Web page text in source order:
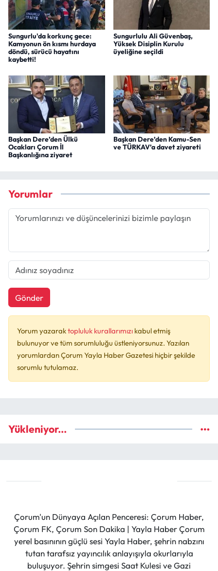
Sungurlu'da korkunç gece:
Kamyonun ön kısmı hurdaya
döndü, sürücü hayatını
kaybetti!
Sungurlulu Ali Güvenbaş,
Yüksek Disiplin Kurulu
üyeliğine seçildi
Başkan Dere’den Ülkü
Ocakları Çorum İl
Başkanlığına ziyaret
Başkan Dere’den Kamu-Sen
ve TÜRKAV’a davet ziyareti
Yorumlar
Gönder
Yorum yazaraktopluluk kurallarımızı kabul etmiş
bulunuyor ve tüm sorumluluğu üstleniyorsunuz. Yazılan
yorumlardan Çorum Yayla Haber Gazetesi hiçbir şekilde
sorumlu tutulamaz.
Yükleniyor...
Çorum'un Dünyaya Açılan Penceresi: Çorum Haber,
Çorum FK, Çorum Son Dakika | Yayla Haber Çorum
yerel basınının güçlü sesi Yayla Haber, şehrin nabzını
tutan tarafsız yayıncılık anlayışıyla okurlarıyla
buluşuyor. Şehrin simgesi Saat Kulesi ve Gazi